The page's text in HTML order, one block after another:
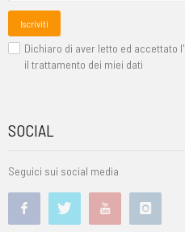
Iscriviti
Dichiaro di aver letto ed accettato l'
il trattamento dei miei dati
SOCIAL
Seguici sui social media